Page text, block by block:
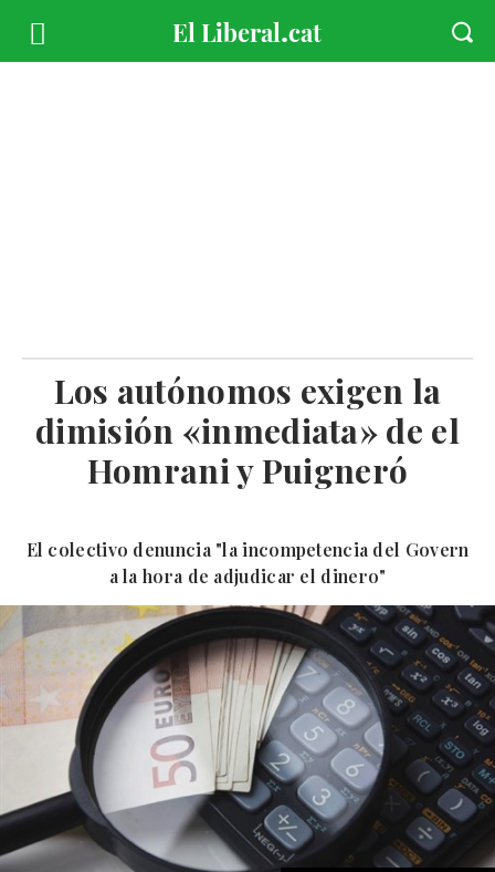
Los autónomos exigen la
dimisión «inmediata» de el
Homrani y Puigneró
El colectivo denuncia "la incompetencia del Govern
a la hora de adjudicar el dinero"